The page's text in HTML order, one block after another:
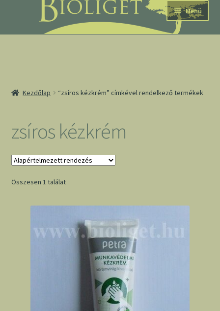
navigációhoz
tartalomba
Menü
Kezdőlap “zsíros kézkrém” címkével rendelkező termékek
zsíros kézkrém
Összesen 1 találat